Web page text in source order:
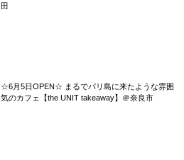
田
☆6月5日OPEN☆ まるでバリ島に来たような雰囲
気のカフェ【the UNIT takeaway】＠奈良市